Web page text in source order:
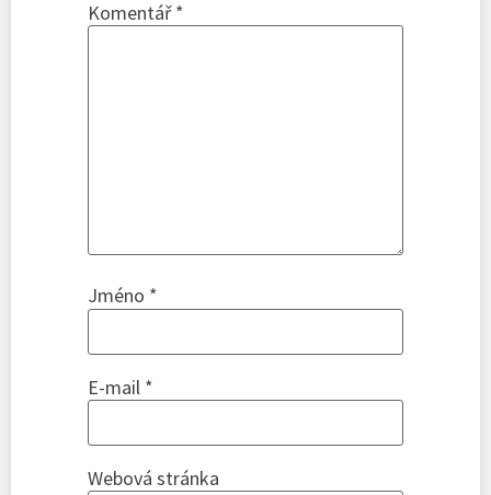
Komentář*
Jméno *
E-mail *
Webová stránka